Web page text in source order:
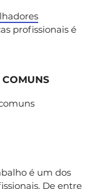
profissionais é
COMUNS
é um dos
De entre